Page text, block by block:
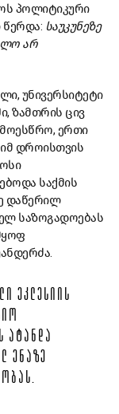
პოლიტიკური
წერდა: საუკუნეზე
არ
უნივერსიტეტი
ზამთრის ცივ
მოესწრო, ერთი
დროისთვის
საქმის
დაწერილ
საზოგადოებას
ᲔᲙᲚᲔᲡᲘᲘᲡ
ᲐᲢᲐᲜᲓᲐ
ᲔᲜᲐᲖᲔ